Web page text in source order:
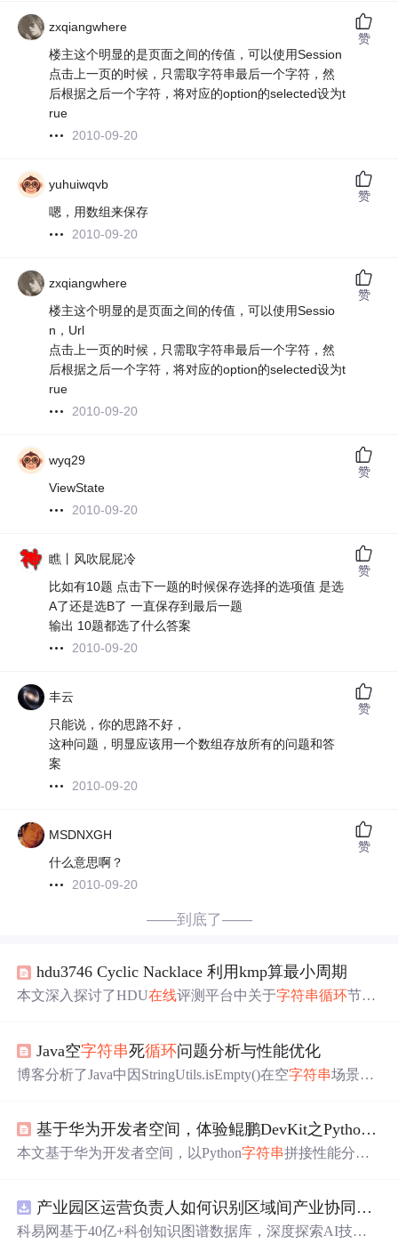
zxqiangwhere
楼主这个明显的是页面之间的传值，可以使用Session
点击上一页的时候，只需取字符串最后一个字符，然
后根据之后一个字符，将对应的option的selected设为t
rue
2010-09-20
赞
yuhuiwqvb
嗯，用数组来保存
2010-09-20
赞
zxqiangwhere
楼主这个明显的是页面之间的传值，可以使用Sessio
n，Url
点击上一页的时候，只需取字符串最后一个字符，然
后根据之后一个字符，将对应的option的selected设为t
rue
2010-09-20
赞
wyq29
ViewState
2010-09-20
赞
瞧丨风吹屁屁冷
比如有10题 点击下一题的时候保存选择的选项值 是选
A了还是选B了 一直保存到最后一题
输出 10题都选了什么答案
2010-09-20
赞
丰云
只能说，你的思路不好，
这种问题，明显应该用一个数组存放所有的问题和答
案
2010-09-20
赞
MSDNXGH
什么意思啊？
2010-09-20
赞
——到底了——
hdu3746 Cyclic Nacklace 利用kmp算最小周期
本文深入探讨了HDU在线评测平台中关于字符串循环节的
算法实现步骤及关键逻辑。
Java空字符串死循环问题分析与性能优化
博客分析了Java中因StringUtils.isEmpty()在空字符串场景下
中提出即时修复（如添加迭代计数与volatile修饰）、架构
级改进（不可变对象、Objects.requireNonNullElse）及防御
基于华为开发者空间，体验鲲鹏DevKit之Python字
本文基于华为开发者空间，以Python字符串拼接性能分析
在线分析等。分析发现，循环中用“+”拼接 字符串性能低，
改用“join”可提升性能。
产业园区运营负责人如何识别区域间产业协同机会？.docx
科易网基于40亿+科创知识图谱数据库，深度探索AI技术